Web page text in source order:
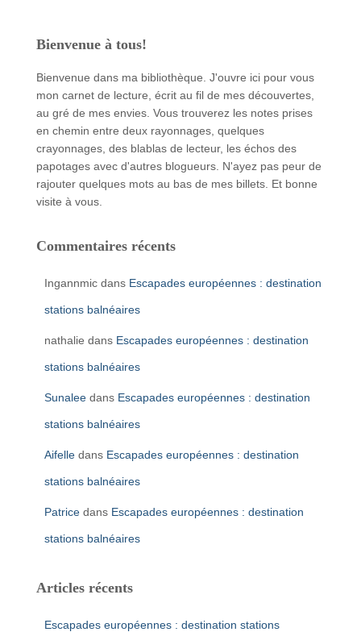
Bienvenue à tous!
Bienvenue dans ma bibliothèque. J'ouvre ici pour vous
mon carnet de lecture, écrit au fil de mes découvertes,
au gré de mes envies. Vous trouverez les notes prises
en chemin entre deux rayonnages, quelques
crayonnages, des blablas de lecteur, les échos des
papotages avec d'autres blogueurs. N'ayez pas peur de
rajouter quelques mots au bas de mes billets. Et bonne
visite à vous.
Commentaires récents
Ingannmic dans Escapades européennes : destination
stations balnéaires
nathalie dans Escapades européennes : destination
stations balnéaires
Sunalee dans Escapades européennes : destination
stations balnéaires
Aifelle dans Escapades européennes : destination
stations balnéaires
Patrice dans Escapades européennes : destination
stations balnéaires
Articles récents
Escapades européennes : destination stations